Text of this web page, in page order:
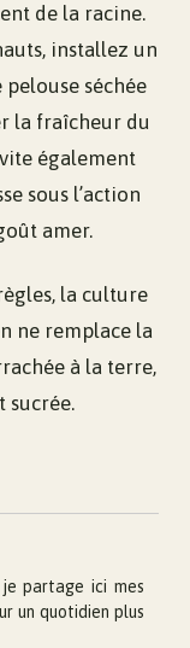
de la racine.
installez un
séchée
la fraîcheur du
également
sous l’action
amer.
la culture
ne remplace la
à la terre,
sucrée.
partage ici mes
un quotidien plus